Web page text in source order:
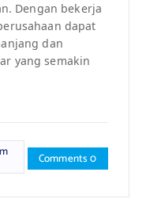
Dengan bekerja
dapat
dan
yang semakin
Comments 0